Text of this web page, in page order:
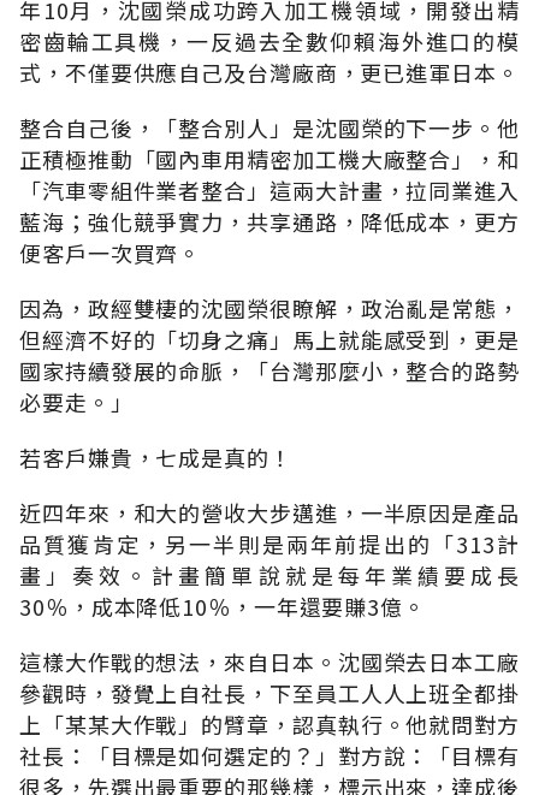
年10月，沈國榮成功跨入加工機領域，開發出精
密齒輪工具機，一反過去全數仰賴海外進口的模
式，不僅要供應自己及台灣廠商，更已進軍日本。
整合自己後，「整合別人」是沈國榮的下一步。他
正積極推動「國內車用精密加工機大廠整合」，和
「汽車零組件業者整合」這兩大計畫，拉同業進入
藍海；強化競爭實力，共享通路，降低成本，更方
便客戶一次買齊。
因為，政經雙棲的沈國榮很瞭解，政治亂是常態，
但經濟不好的「切身之痛」馬上就能感受到，更是
國家持續發展的命脈，「台灣那麼小，整合的路勢
必要走。」
若客戶嫌貴，七成是真的！
近四年來，和大的營收大步邁進，一半原因是產品
品質獲肯定，另一半則是兩年前提出的「313計
畫」奏效。計畫簡單說就是每年業績要成長
30％，成本降低10％，一年還要賺3億。
這樣大作戰的想法，來自日本。沈國榮去日本工廠
參觀時，發覺上自社長，下至員工人人上班全都掛
上「某某大作戰」的臂章，認真執行。他就問對方
社長：「目標是如何選定的？」對方說：「目標有
很多，先選出最重要的那幾樣，標示出來，達成後